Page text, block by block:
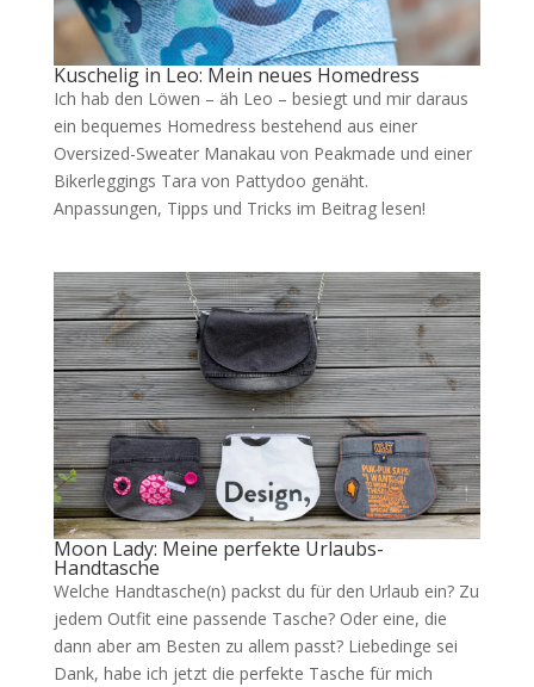
Kuschelig in Leo: Mein neues Homedress
Ich hab den Löwen – äh Leo – besiegt und mir daraus
ein bequemes Homedress bestehend aus einer
Oversized-Sweater Manakau von Peakmade und einer
Bikerleggings Tara von Pattydoo genäht.
Anpassungen, Tipps und Tricks im Beitrag lesen!
Moon Lady: Meine perfekte Urlaubs-
Handtasche
Welche Handtasche(n) packst du für den Urlaub ein? Zu
jedem Outfit eine passende Tasche? Oder eine, die
dann aber am Besten zu allem passt? Liebedinge sei
Dank, habe ich jetzt die perfekte Tasche für mich